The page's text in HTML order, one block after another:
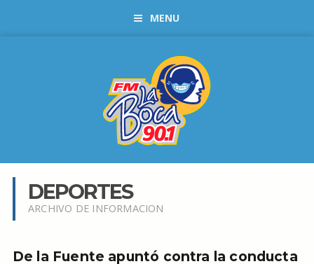
MENU
DEPORTES
ARCHIVO DE INFORMACION
De la Fuente apuntó contra la conducta